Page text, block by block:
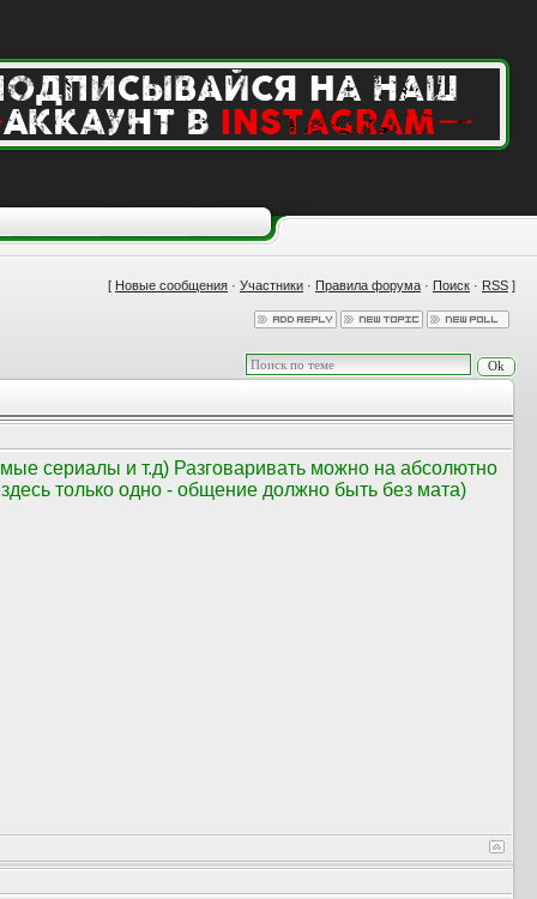
[ Новые сообщения · Участники · Правила форума · Поиск · RSS ]
сериалы и т.д) Разговаривать можно на абсолютно
только одно - общение должно быть без мата)